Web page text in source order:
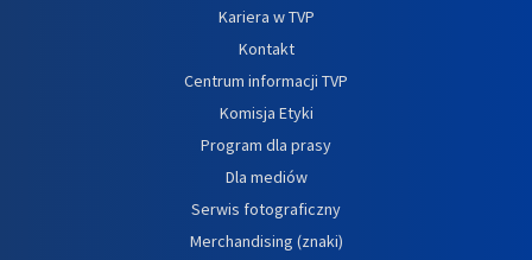
Kariera w TVP
Kontakt
Centrum informacji TVP
Komisja Etyki
Program dla prasy
Dla mediów
Serwis fotograficzny
Merchandising (znaki)